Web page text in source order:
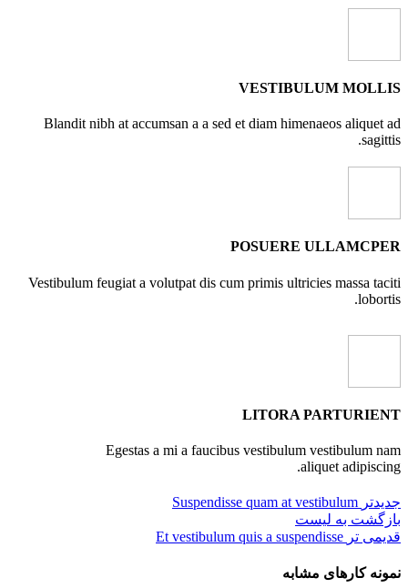
VESTIBULUM MOLLIS
Blandit nibh at accumsan a a sed et diam himenaeos aliquet ad
sagittis.
POSUERE ULLAMCPER
Vestibulum feugiat a volutpat dis cum primis ultricies massa taciti
lobortis.
LITORA PARTURIENT
Egestas a mi a faucibus vestibulum vestibulum nam
aliquet adipiscing.
جدیدتر Suspendisse quam at vestibulum
بازگشت به لیست
قدیمی تر Et vestibulum quis a suspendisse
نمونه کارهای مشابه